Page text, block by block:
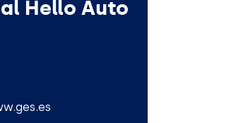
Hello Auto